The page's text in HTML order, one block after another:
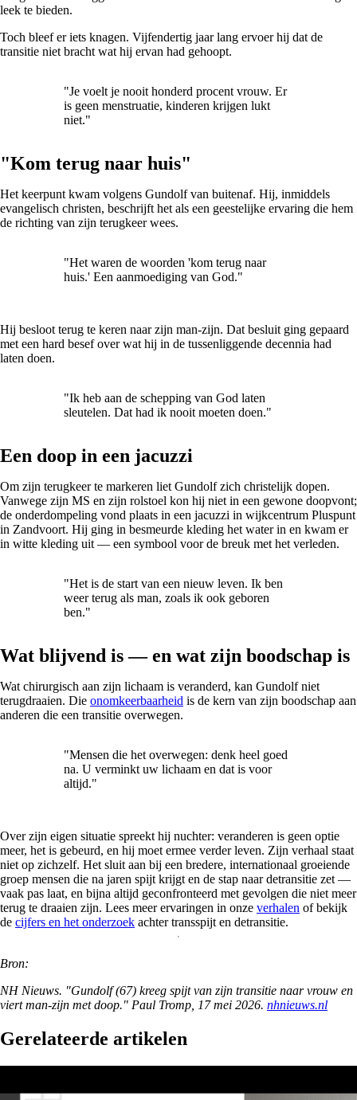
leek te bieden.
Toch bleef er iets knagen. Vijfendertig jaar lang ervoer hij dat de
transitie niet bracht wat hij ervan had gehoopt.
"Je voelt je nooit honderd procent vrouw. Er
is geen menstruatie, kinderen krijgen lukt
niet."
"Kom terug naar huis"
Het keerpunt kwam volgens Gundolf van buitenaf. Hij, inmiddels
evangelisch christen, beschrijft het als een geestelijke ervaring die hem
de richting van zijn terugkeer wees.
"Het waren de woorden 'kom terug naar
huis.' Een aanmoediging van God."
Hij besloot terug te keren naar zijn man-zijn. Dat besluit ging gepaard
met een hard besef over wat hij in de tussenliggende decennia had
laten doen.
"Ik heb aan de schepping van God laten
sleutelen. Dat had ik nooit moeten doen."
Een doop in een jacuzzi
Om zijn terugkeer te markeren liet Gundolf zich christelijk dopen.
Vanwege zijn MS en zijn rolstoel kon hij niet in een gewone doopvont;
de onderdompeling vond plaats in een jacuzzi in wijkcentrum Pluspunt
in Zandvoort. Hij ging in besmeurde kleding het water in en kwam er
in witte kleding uit — een symbool voor de breuk met het verleden.
"Het is de start van een nieuw leven. Ik ben
weer terug als man, zoals ik ook geboren
ben."
Wat blijvend is — en wat zijn boodschap is
Wat chirurgisch aan zijn lichaam is veranderd, kan Gundolf niet
terugdraaien. Die onomkeerbaarheid is de kern van zijn boodschap aan
anderen die een transitie overwegen.
"Mensen die het overwegen: denk heel goed
na. U verminkt uw lichaam en dat is voor
altijd."
Over zijn eigen situatie spreekt hij nuchter: veranderen is geen optie
meer, het is gebeurd, en hij moet ermee verder leven. Zijn verhaal staat
niet op zichzelf. Het sluit aan bij een bredere, internationaal groeiende
groep mensen die na jaren spijt krijgt en de stap naar detransitie zet —
vaak pas laat, en bijna altijd geconfronteerd met gevolgen die niet meer
terug te draaien zijn. Lees meer ervaringen in onze verhalen of bekijk
de cijfers en het onderzoek achter transspijt en detransitie.
Bron:
NH Nieuws. "Gundolf (67) kreeg spijt van zijn transitie naar vrouw en
viert man-zijn met doop." Paul Tromp, 17 mei 2026. nhnieuws.nl
Gerelateerde artikelen